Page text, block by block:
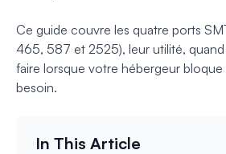
Ce guide couvre les quatre ports
465, 587 et 2525), leur utilité,
faire lorsque votre hébergeur
besoin.